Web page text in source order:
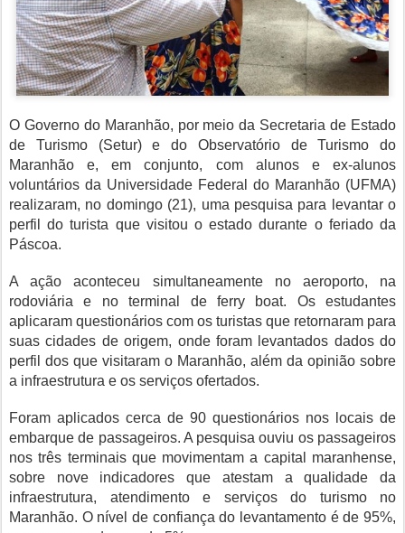
O Governo do Maranhão, por meio da Secretaria de Estado
de Turismo (Setur) e do Observatório de Turismo do
Maranhão e, em conjunto, com alunos e ex-alunos
voluntários da Universidade Federal do Maranhão (UFMA)
realizaram, no domingo (21), uma pesquisa para levantar o
perfil do turista que visitou o estado durante o feriado da
Páscoa.
A ação aconteceu simultaneamente no aeroporto, na
rodoviária e no terminal de ferry boat. Os estudantes
aplicaram questionários com os turistas que retornaram para
suas cidades de origem, onde foram levantados dados do
perfil dos que visitaram o Maranhão, além da opinião sobre
a infraestrutura e os serviços ofertados.
Foram aplicados cerca de 90 questionários nos locais de
embarque de passageiros. A pesquisa ouviu os passageiros
nos três terminais que movimentam a capital maranhense,
sobre nove indicadores que atestam a qualidade da
infraestrutura, atendimento e serviços do turismo no
Maranhão. O nível de confiança do levantamento é de 95%,